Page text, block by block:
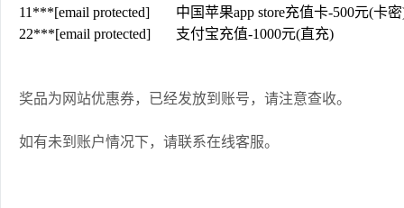
11***[email protected]
中国苹果app store充值卡-500元(卡
22***[email protected] 支付宝充值-1000元(直充)
奖品为网站优惠券，已经发放到账号，请注意查收。
如有未到账户情况下，请联系在线客服。